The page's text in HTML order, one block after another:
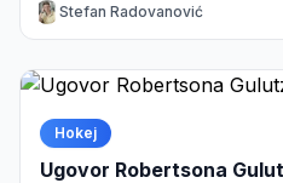
Stefan Radovanović
Hokej
Ugovor Robertsona